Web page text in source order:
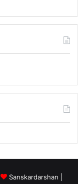
Sanskardarshan